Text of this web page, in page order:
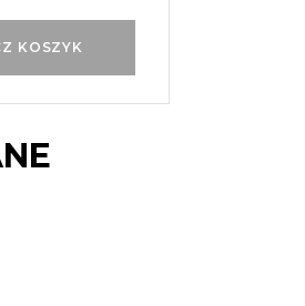
KOSZYK